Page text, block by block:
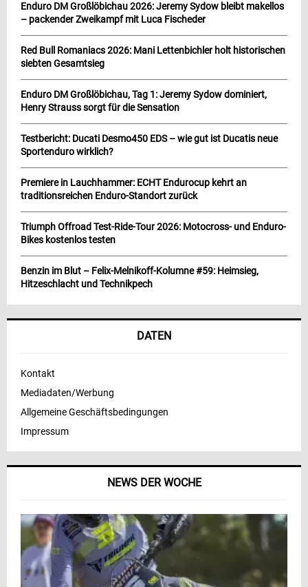
NEWS DER WOCHE
Enduro DM Großlöbichau 2026: Jeremy Sydow bleibt makellos
– packender Zweikampf mit Luca Fischeder
Red Bull Romaniacs 2026: Mani Lettenbichler holt historischen
siebten Gesamtsieg
Enduro DM Großlöbichau, Tag 1: Jeremy Sydow dominiert,
Henry Strauss sorgt für die Sensation
Testbericht: Ducati Desmo450 EDS – wie gut ist Ducatis neue
Sportenduro wirklich?
Premiere in Lauchhammer: ECHT Endurocup kehrt an
traditionsreichen Enduro-Standort zurück
Triumph Offroad Test-Ride-Tour 2026: Motocross- und Enduro-
Bikes kostenlos testen
Benzin im Blut – Felix-Melnikoff-Kolumne #59: Heimsieg,
Hitzeschlacht und Technikpech
DATEN
Kontakt
Mediadaten/Werbung
Allgemeine Geschäftsbedingungen
Impressum